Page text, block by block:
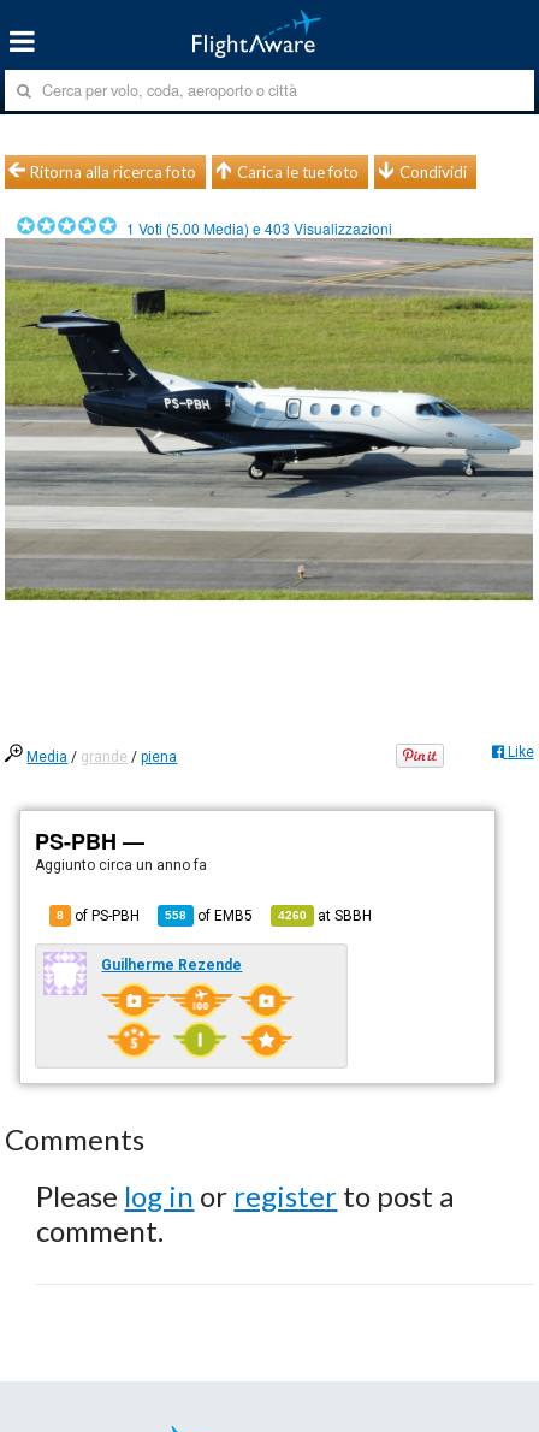
Ritorna alla ricerca foto Carica le tue foto Condividi
1 Voti (5.00 Media) e403 Visualizzazioni
Media / grande /piena Like
PS-PBH —
Aggiunto circa un anno fa
8 of PS-PBH 558 ofEMB5 4260 atSBBH
Guilherme Rezende
Comments
Please log in or register to post a
comment.